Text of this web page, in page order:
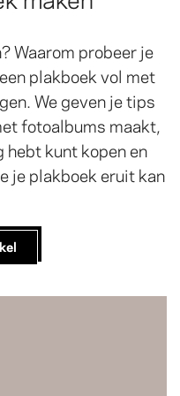
Waarom probeer je
plakboek vol met
We geven je tips
fotoalbums maakt,
kunt kopen en
je plakboek eruit kan